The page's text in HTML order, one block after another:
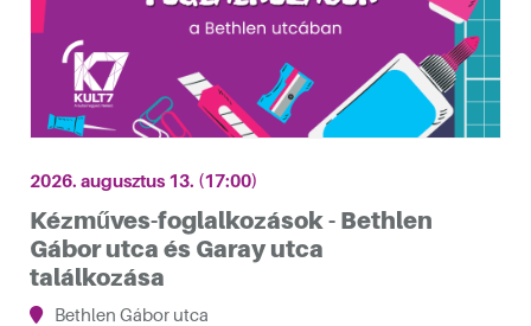
2026. augusztus 13. (17:00)
Kézműves-foglalkozások - Bethlen
Gábor utca és Garay utca
találkozása
Bethlen Gábor utca